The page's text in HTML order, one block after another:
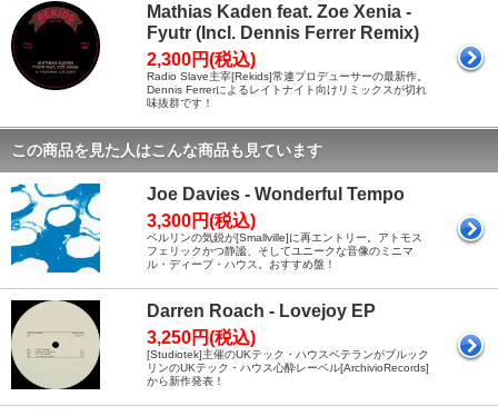
Mathias Kaden feat. Zoe Xenia -
Fyutr (Incl. Dennis Ferrer Remix)
2,300円(税込)
Radio Slave主宰[Rekids]常連プロデューサーの最新作。
Dennis Ferrerによるレイトナイト向けリミックスが切れ
味抜群です！
この商品を見た人はこんな商品も見ています
Joe Davies - Wonderful Tempo
3,300円(税込)
ベルリンの気鋭が[Smallville]に再エントリー。アトモス
フェリックかつ静謐、そしてユニークな音像のミニマ
ル・ディープ・ハウス。おすすめ盤！
Darren Roach - Lovejoy EP
3,250円(税込)
[Studiotek]主催のUKテック・ハウスベテランがブルック
リンのUKテック・ハウス心酔レーベル[ArchivioRecords]
から新作発表！